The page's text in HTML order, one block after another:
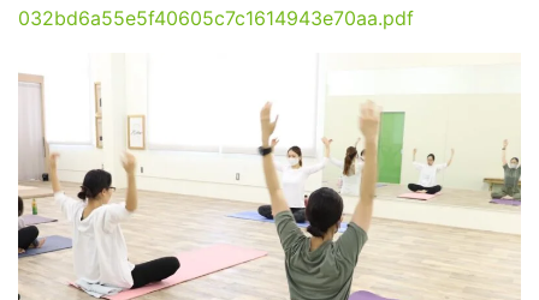
032bd6a55e5f40605c7c1614943e70aa.pdf